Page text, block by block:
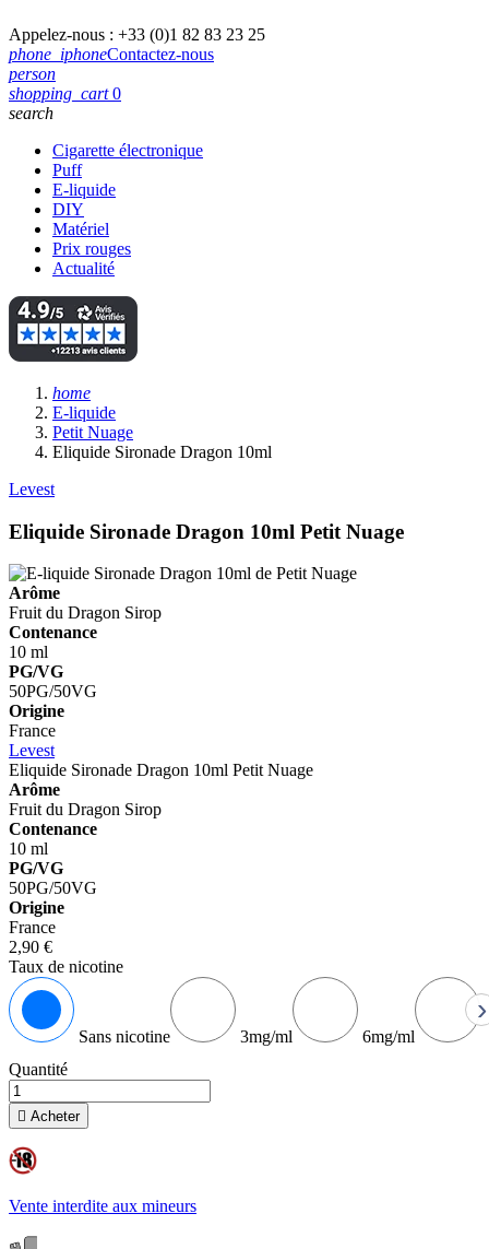
Appelez-nous : +33 (0)1 82 83 23 25
phone_iphoneContactez-nous
person
shopping_cart 0
search
Cigarette électronique
Puff
E-liquide
DIY
Matériel
Prix rouges
Actualité
home
E-liquide
Petit Nuage
Eliquide Sironade Dragon 10ml
Levest
Eliquide Sironade Dragon 10ml Petit Nuage
Arôme
Fruit du Dragon Sirop
Contenance
10 ml
PG/VG
50PG/50VG
Origine
France
Levest
Eliquide Sironade Dragon 10ml Petit Nuage
Arôme
Fruit du Dragon Sirop
Contenance
10 ml
PG/VG
50PG/50VG
Origine
France
2,90 €
Taux de nicotine
Sans nicotine 3mg/ml 6mg/ml
›
Quantité
 Acheter
Vente interdite aux mineurs